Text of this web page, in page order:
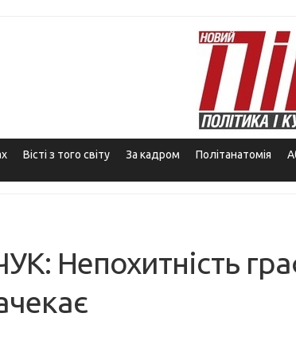
Вісті з того світу За кадром Політанатомія
Непохитність